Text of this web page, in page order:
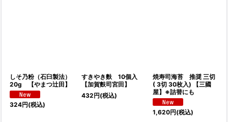
しそ乃粉（石臼製法）
20g 【やまつ辻田】
324円(税込)
すきやき麩 10個入
【加賀麩司宮田】
432円(税込)
焼寿司海苔 推奨 三切
( 3切 30枚入) 【三國
屋】※詰替にも
1,620円(税込)